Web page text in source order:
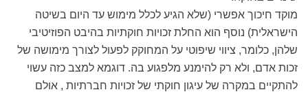
מוקד חיכוך אפשרי (שלא הגיע לכלל מימוש עד היום בשיטה
הישראלית) נוסף הוא החלת זכויות חוקתיות בהיבט הפוזיטיבי
שלהן, כלומר, ציווי שיפוטי על המחוקק לפעול לצורך מימושה של
זכות אדם, ולא רק להימנע מלפגוע בה. דוגמא למצב כזה עשוי
להתקיים במקרה של עיגון חוקתי של זכויות חברתיות , אולם